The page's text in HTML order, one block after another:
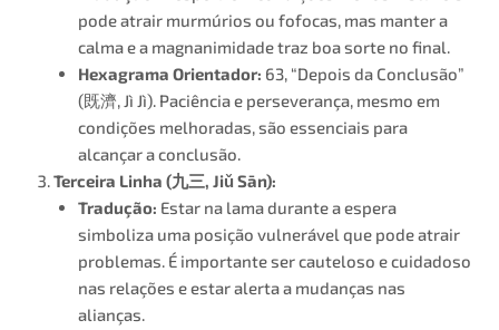
pode atrair murmúrios ou fofocas, mas manter a
calma e a magnanimidade traz boa sorte no final​.
Hexagrama Orientador: 63, “Depois da Conclusão”
(既濟, Jì Jì). Paciência e perseverança, mesmo em
condições melhoradas, são essenciais para
alcançar a conclusão.
Terceira Linha (九三, Jiǔ Sān):
Tradução: Estar na lama durante a espera
simboliza uma posição vulnerável que pode atrair
problemas. É importante ser cauteloso e cuidadoso
nas relações e estar alerta a mudanças nas
alianças.